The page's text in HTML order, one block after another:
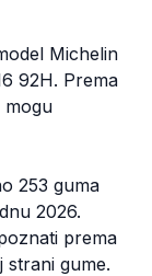
Michelin
92H. Prema
mogu
253 guma
2026.
prema
strani gume.